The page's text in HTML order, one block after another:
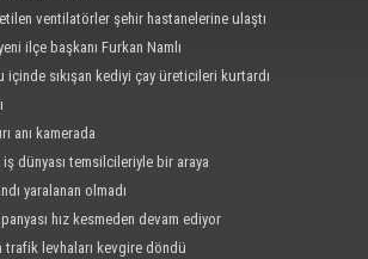
ventilatörler şehir hastanelerine ulaştı
ilçe başkanı Furkan Namlı
sıkışan kediyi çay üreticileri kurtardı
anı kamerada
dünyası temsilcileriyle bir araya
yaralanan olmadı
hız kesmeden devam ediyor
trafik levhaları kevgire döndü